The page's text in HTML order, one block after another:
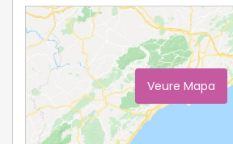
Veure Mapa